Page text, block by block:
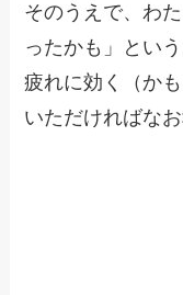
そのうえで、わ
ったかも」とい
疲れに効く（か
いただければなお